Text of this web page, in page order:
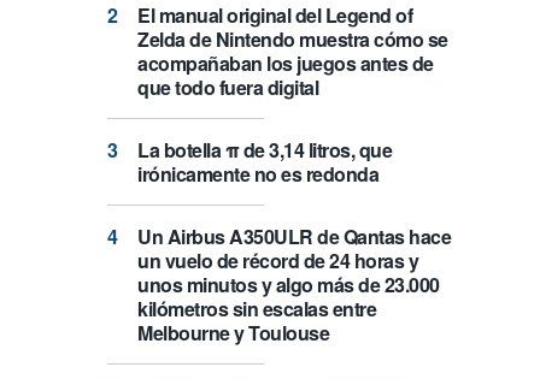
El manual original del Legend of
Zelda de Nintendo muestra cómo se
acompañaban los juegos antes de
que todo fuera digital
La botella π de 3,14 litros, que
irónicamente no es redonda
Un Airbus A350ULR de Qantas hace
un vuelo de récord de 24 horas y
unos minutos y algo más de 23.000
kilómetros sin escalas entre
Melbourne y Toulouse